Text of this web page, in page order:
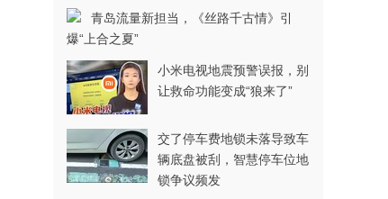
青岛流量新担当，《丝路千古情》引
爆“上合之夏”
小米电视地震预警误报，别
让救命功能变成“狼来了”
交了停车费地锁未落导致车
辆底盘被刮，智慧停车位地
锁争议频发